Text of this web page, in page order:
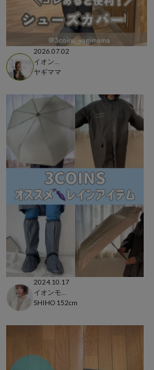
2026.07.02
ヤギママ
2024.10.17
SHIHO 152cm